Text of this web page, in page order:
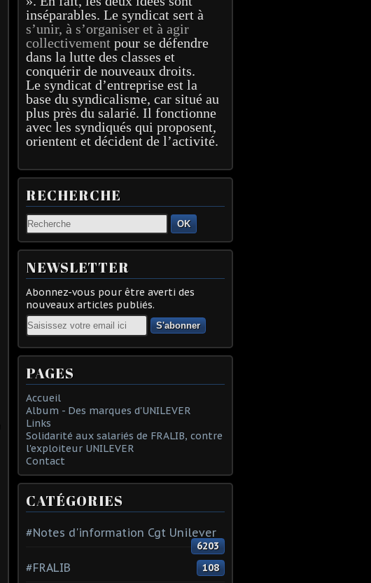
inséparables. Le syndicat sert à
s’unir, à s’organiser et à agir
collectivement pour se défendre
dans la lutte des classes et
conquérir de nouveaux droits.
Le syndicat d’entreprise est la
base du syndicalisme, car situé au
plus près du salarié. Il fonctionne
avec les syndiqués qui proposent,
orientent et décident de l’activité.
RECHERCHE
OK
NEWSLETTER
Abonnez-vous pour être averti des
nouveaux articles publiés.
Email
PAGES
Accueil
Album - Des marques d'UNILEVER
Links
Solidarité aux salariés de FRALIB, contre
l'exploiteur UNILEVER
Contact
CATÉGORIES
#Notes d'information Cgt Unilever
6203
#FRALIB 108